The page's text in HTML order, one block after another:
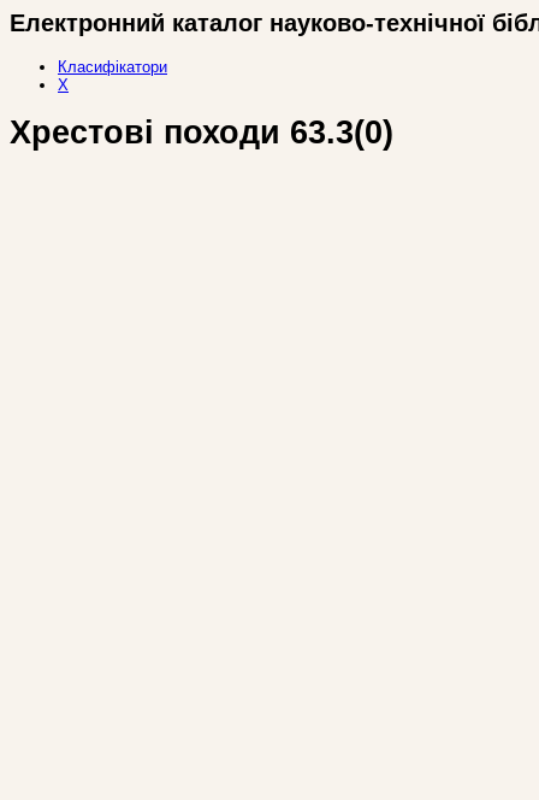
Електронний каталог науково-технічної
Класифікатори
Х
Хрестові походи 63.3(0)